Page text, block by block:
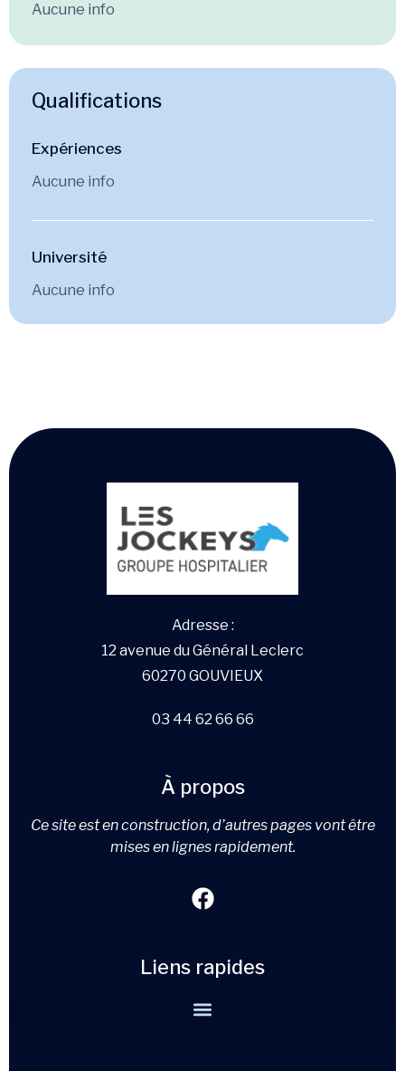
Aucune info
Qualifications
Expériences
Aucune info
Université
Aucune info
Adresse :
12 avenue du Général Leclerc
60270 GOUVIEUX
03 44 62 66 66
À propos
Ce site est en construction, d’autres pages vont être
mises en lignes rapidement.
Liens rapides